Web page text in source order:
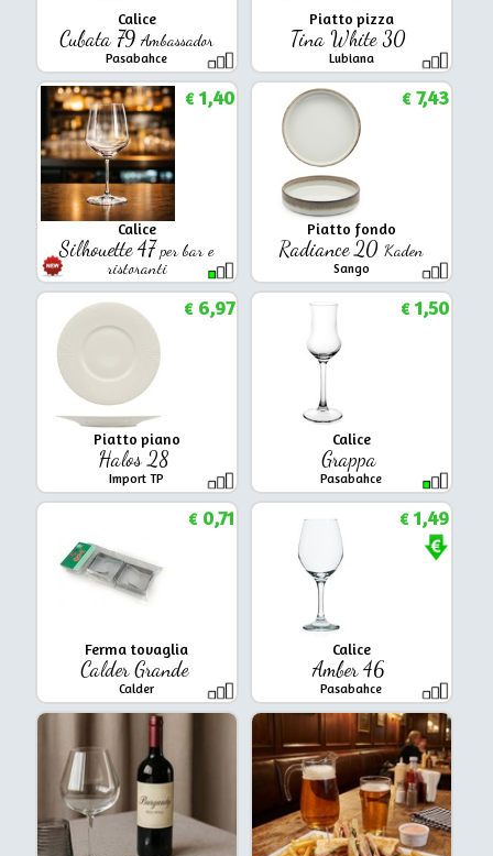
Calice
Cubata 79Ambassador
Pasabahce
Piatto pizza
Tina White 30
Lubiana
Calice
Silhouette 47per bar e
ristoranti
Arcoroc
€1,40
Piatto fondo
Radiance 20 Kaden
Sango
€7,43
Piatto piano
Halos 28
Import TP
€6,97
Calice
Grappa
Pasabahce
€1,50
Ferma tovaglia
Calder Grande
Calder
€0,71
Calice
Amber 46
Pasabahce
€1,49